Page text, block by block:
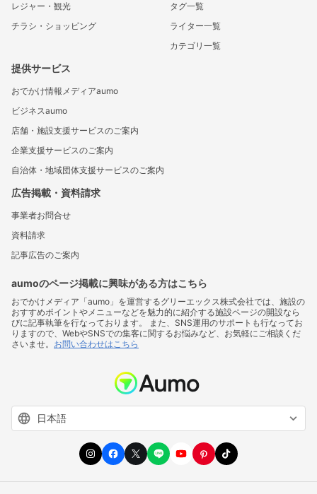
レジャー・観光
チラシ・ショッピング
タグ一覧
ライター一覧
カテゴリ一覧
提供サービス
おでかけ情報メディアaumo
ビジネスaumo
店舗・施設支援サービスのご案内
企業支援サービスのご案内
自治体・地域団体支援サービスのご案内
広告掲載・資料請求
事業者お問合せ
資料請求
記事広告のご案内
aumoのページ掲載に興味がある方はこちら
おでかけメディア「aumo」を運営するグリーエックス株式会社では、施設の
おすすめポイントやメニューなどを魅力的に紹介する施設ページの開設なら
びに記事執筆を行なっております。 また、SNS運用のサポートも行なってお
りますので、WebやSNSでの集客に関するお悩みなど、お気軽にご相談くだ
さいませ。 お問い合わせはこちら